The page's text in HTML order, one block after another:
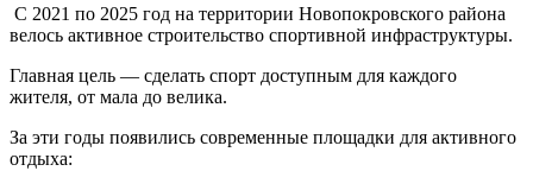
С 2021 по 2025 год на территории Новопокровского района
велось активное строительство спортивной инфраструктуры.
Главная цель — сделать спорт доступным для каждого
жителя, от мала до велика.
За эти годы появились современные площадки для активного
отдыха: